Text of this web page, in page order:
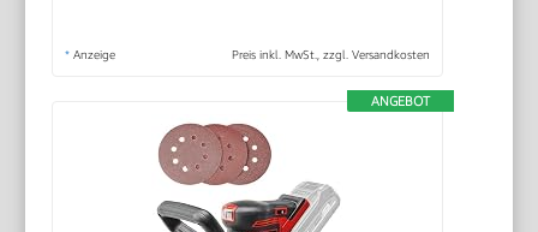
* Anzeige Preis inkl. MwSt., zzgl. Versandkosten
ANGEBOT